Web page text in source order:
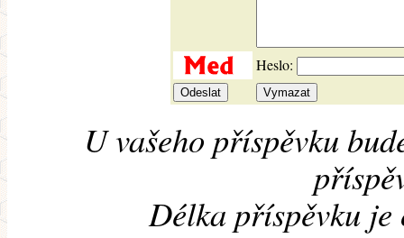
Heslo:
U vašeho příspěvku
Délka příspěvku je